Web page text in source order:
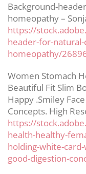
Background-
homeopathy –
https://
header-for-
homeopathy/
Women Stomach
Beautiful Fit Slim
Happy .Smiley
Concepts. High
https://
health-healthy-
holding-white-
good-digestion-